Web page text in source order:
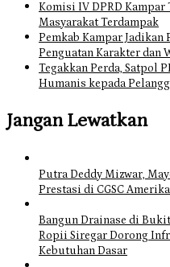
Komisi IV DPRD Kampar
Masyarakat Terdampak
Pemkab Kampar
Penguatan Karakter dan
Tegakkan Perda, Satpol
Humanis kepada
Jangan Lewatkan
Putra Deddy Mizwar,
Prestasi di CGSC
Bangun Drainase di
Ropii Siregar Dorong
Kebutuhan Dasar